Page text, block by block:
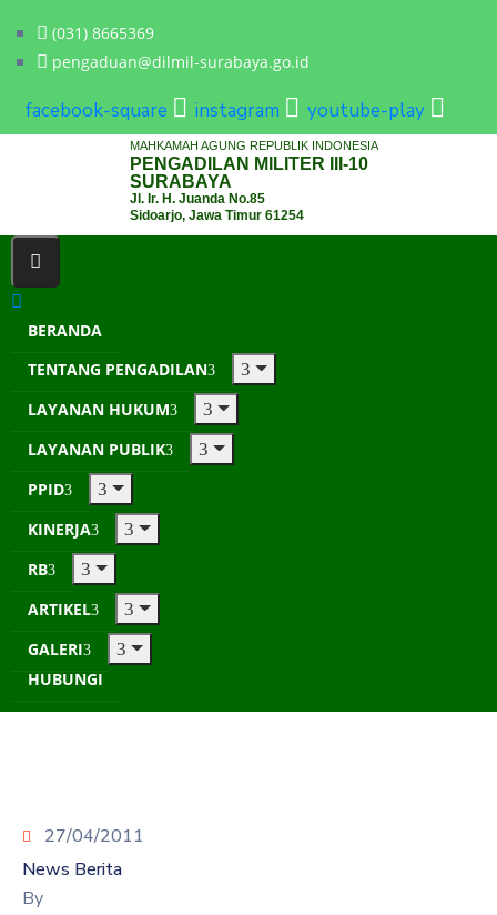
(031) 8665369
pengaduan@dilmil-surabaya.go.id
facebook-square instagram youtube-play
MAHKAMAH AGUNG REPUBLIK INDONESIA
PENGADILAN MILITER III-10
SURABAYA
Jl. Ir. H. Juanda No.85
Sidoarjo, Jawa Timur 61254
BERANDA
TENTANG PENGADILAN
LAYANAN HUKUM
LAYANAN PUBLIK
PPID
KINERJA
RB
ARTIKEL
GALERI
HUBUNGI
27/04/2011
News Berita
By